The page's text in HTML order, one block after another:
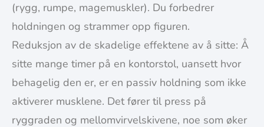
(rygg, rumpe, magemuskler). Du forbedrer
holdningen og strammer opp figuren.
Reduksjon av de skadelige effektene av å sitte: Å
sitte mange timer på en kontorstol, uansett hvor
behagelig den er, er en passiv holdning som ikke
aktiverer musklene. Det fører til press på
ryggraden og mellomvirvelskivene, noe som øker